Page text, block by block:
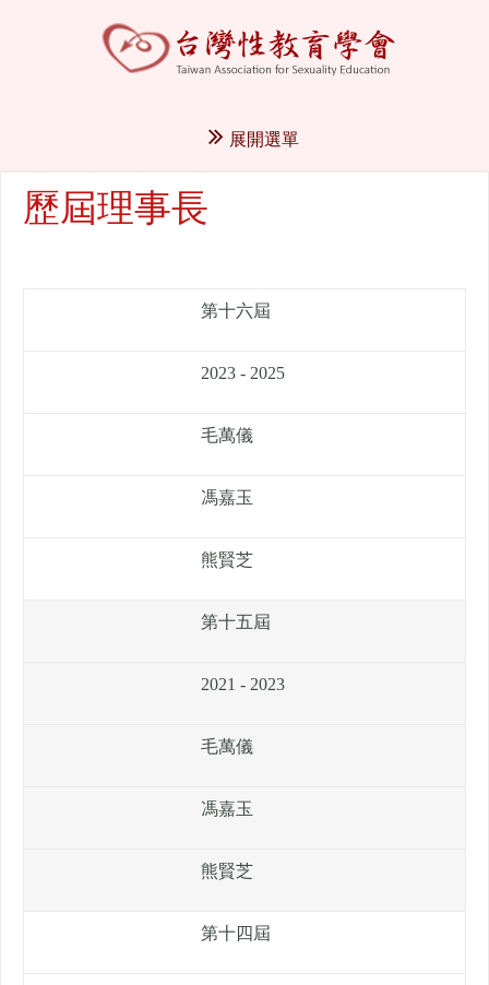
展開選單
歷屆理事長
第十六屆
2023 - 2025
毛萬儀
馮嘉玉
熊賢芝
第十五屆
2021 - 2023
毛萬儀
馮嘉玉
熊賢芝
第十四屆